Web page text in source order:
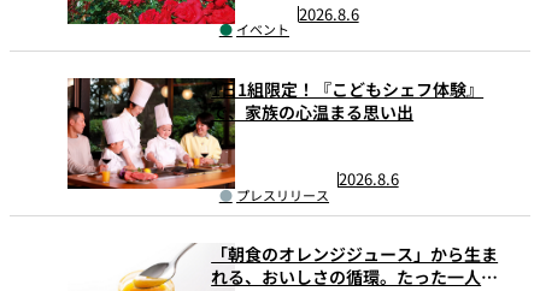
イベント
2026.8.6
プレスリリース
1日1組限定！『こどもシェフ体験』
で、家族の心温まる思い出
2026.8.6
「朝食のオレンジジュース」から生ま
れる、おいしさの循環。たった一人の